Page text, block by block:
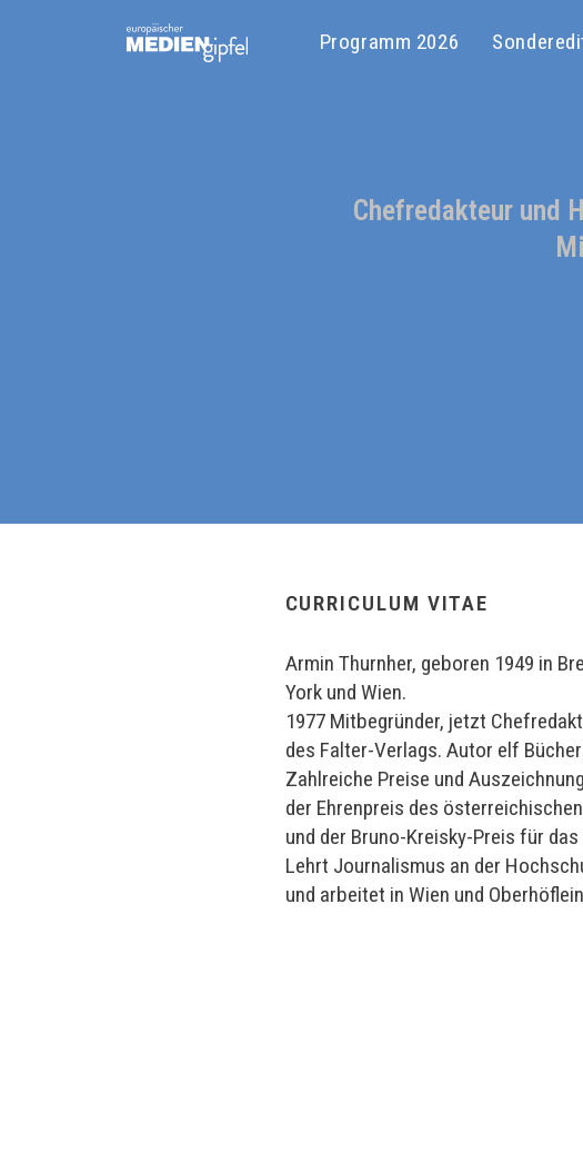
Programm 2026
Chefredakteur und
CURRICULUM VITAE
Armin Thurnher, geboren 1949 in
York und Wien.
1977 Mitbegründer, jetzt
des Falter-Verlags. Autor elf
Zahlreiche Preise und
der Ehrenpreis des
und der Bruno-Kreisky-Preis für
Lehrt Journalismus an der
und arbeitet in Wien und